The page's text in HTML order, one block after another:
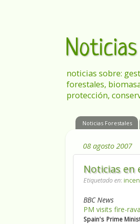
noticias sobre:
forestales,
protección,
Noticias Forestales
08 agosto 2007
Noticias en
Etiquetado en:
BBC News
PM visits fire-
Spain's Prime